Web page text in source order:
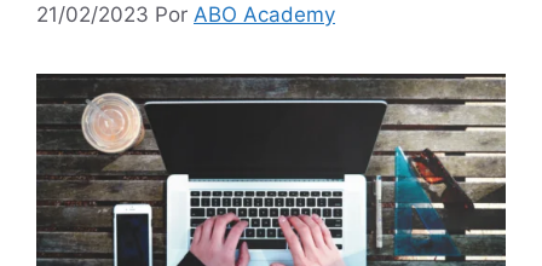
21/02/2023 Por ABO Academy